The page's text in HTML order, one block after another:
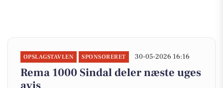
OPSLAGSTAVLEN SPONSORERET 30-05-2026 16:16
Rema 1000 Sindal deler næste uges